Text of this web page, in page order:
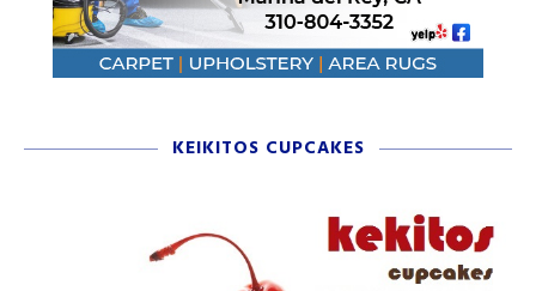
KEIKITOS CUPCAKES